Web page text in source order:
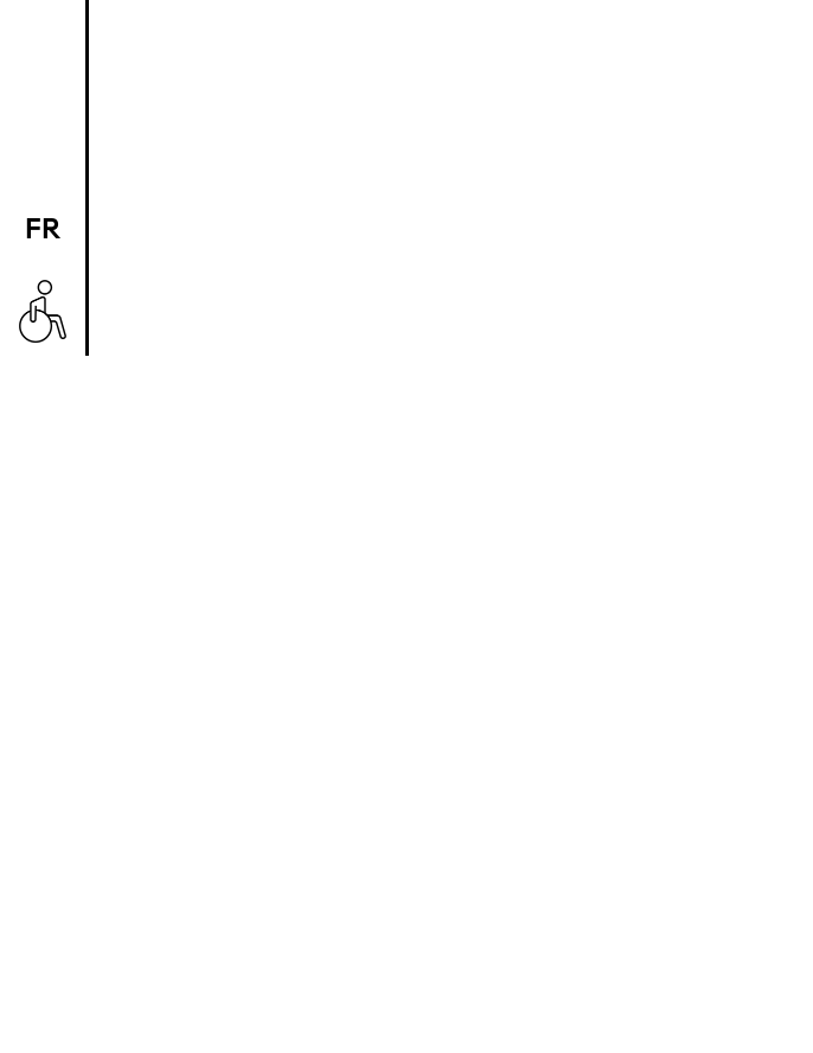
FR
EN